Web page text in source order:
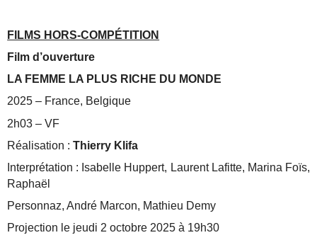
FILMS HORS-COMPÉTITION
Film d’ouverture
LA FEMME LA PLUS RICHE DU MONDE
2025 – France, Belgique
2h03 – VF
Réalisation : Thierry Klifa
Interprétation : Isabelle Huppert, Laurent Lafitte, Marina Foïs,
Raphaël
Personnaz, André Marcon, Mathieu Demy
Projection le jeudi 2 octobre 2025 à 19h30